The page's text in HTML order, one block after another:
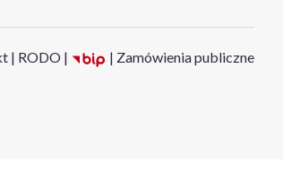
| RODO | | Zamówienia publiczne